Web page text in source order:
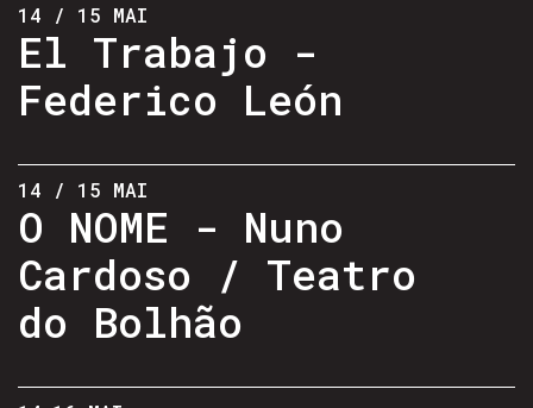
14 / 15 MAI
El Trabajo -
Federico León
14 / 15 MAI
O NOME - Nuno
Cardoso / Teatro
do Bolhão